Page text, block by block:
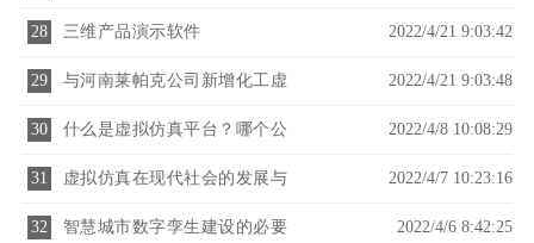
28 三维产品演示软件 2022/4/21 9:03:42
29 与河南莱帕克公司新增化工虚
拟仿真实训项目合作！
2022/4/21 9:03:48
30 什么是虚拟仿真平台？哪个公
司可以做这个？
2022/4/8 10:08:29
31 虚拟仿真在现代社会的发展与
实际应用
2022/4/7 10:23:16
32 智慧城市数字孪生建设的必要 2022/4/6 8:42:25